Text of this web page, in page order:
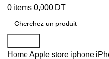
0 items 0,000 DT
HomeApple store iphone